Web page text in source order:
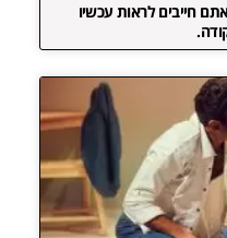
חייבים לראות עכשיו